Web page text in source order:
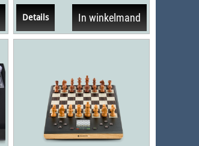
de mogelijkheid om tot 3
partijen op te...
Details In winkelmand